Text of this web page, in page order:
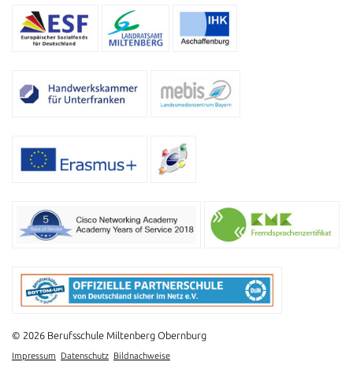
© 2026 Berufsschule Miltenberg Obernburg
Impressum Datenschutz Bildnachweise